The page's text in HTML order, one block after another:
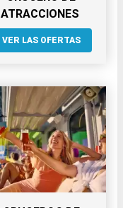
ATRACCIONES
VER LAS OFERTAS